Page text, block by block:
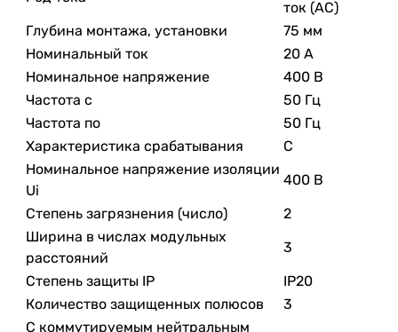
ток (AC)
Глубина монтажа, установки
75 мм
Номинальный ток
20 А
Номинальное напряжение
400 В
Частота с
50 Гц
Частота по
50 Гц
Характеристика срабатывания
C
Номинальное напряжение изоляции
Ui
400 В
Степень загрязнения (число)
2
Ширина в числах модульных
расстояний
3
Степень защиты IP
IP20
Количество защищенных полюсов
3
С коммутируемым нейтральным